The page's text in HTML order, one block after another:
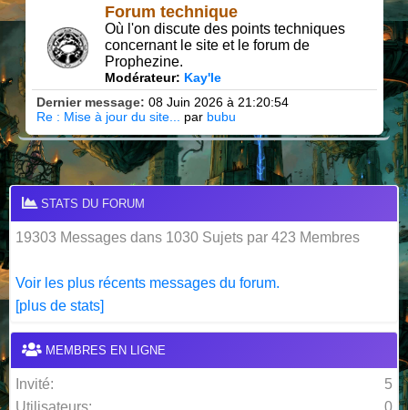
Forum technique
Où l'on discute des points techniques
concernant le site et le forum de
Prophezine.
Modérateur: Kay'le
Dernier message: 08 Juin 2026 à 21:20:54
Re : Mise à jour du site...
par bubu
STATS DU FORUM
19303 Messages dans 1030 Sujets par 423 Membres
Voir les plus récents messages du forum.
[plus de stats]
MEMBRES EN LIGNE
Invité:
5